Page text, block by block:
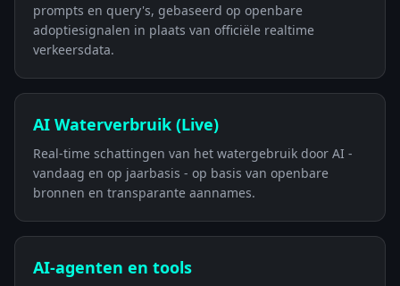
prompts en query's, gebaseerd op openbare
adoptiesignalen in plaats van officiële realtime
verkeersdata.
AI Waterverbruik (Live)
Real-time schattingen van het watergebruik door AI -
vandaag en op jaarbasis - op basis van openbare
bronnen en transparante aannames.
AI-agenten en tools